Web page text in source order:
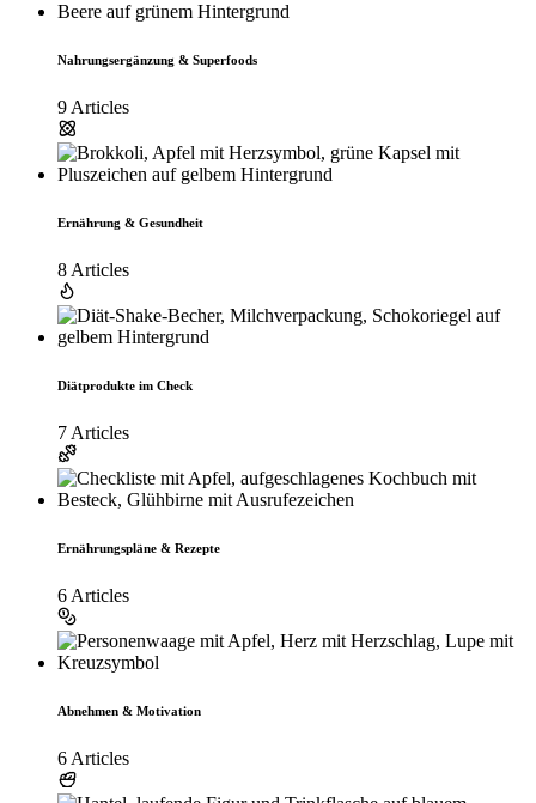
Nahrungsergänzung & Superfoods
9 Articles
Ernährung & Gesundheit
8 Articles
Diätprodukte im Check
7 Articles
Ernährungspläne & Rezepte
6 Articles
Abnehmen & Motivation
6 Articles